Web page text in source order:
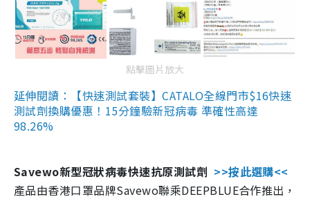
點擊圖片放大
延伸閱讀：【快速測試套裝】CATALO全線門市$16快速
測試劑換購優惠！15分鐘驗新冠病毒 準確性高達
98.26%
Savewo新型冠狀病毒快速抗原測試劑 >>按此選購<<
產品由香港口罩品牌Savewo聯乘DEEPBLUE合作推出，